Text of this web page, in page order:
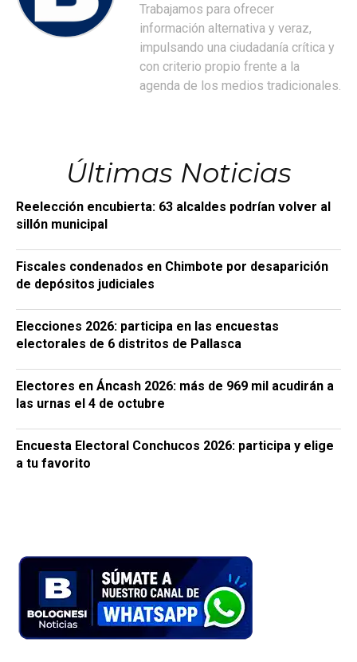
Trabajamos para ofrecer
información alternativa y veraz,
impulsando una ciudadanía crítica y
con criterio propio frente a la
agenda de los medios tradicionales.
Últimas Noticias
Reelección encubierta: 63 alcaldes podrían volver al
sillón municipal
Fiscales condenados en Chimbote por desaparición
de depósitos judiciales
Elecciones 2026: participa en las encuestas
electorales de 6 distritos de Pallasca
Electores en Áncash 2026: más de 969 mil acudirán a
las urnas el 4 de octubre
Encuesta Electoral Conchucos 2026: participa y elige
a tu favorito